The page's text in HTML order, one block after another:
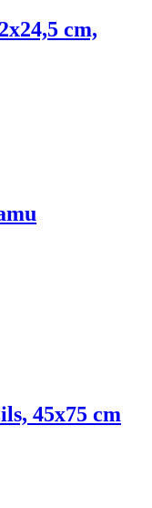
cm,
45x75 cm